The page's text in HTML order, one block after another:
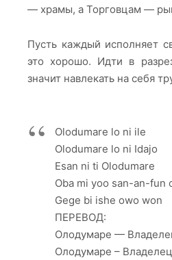
— храмы, а Торговцам —
Пусть каждый исполняет
это хорошо. Идти в
значит навлекать на себя
Olodumare lo ni ile
Olodumare lo ni Idajo
Esan ni ti Olodumare
Oba mi yoo san-an-fun
Gege bi ishe owo won
ПЕРЕВОД:
Олодумаре —
Олодумаре –